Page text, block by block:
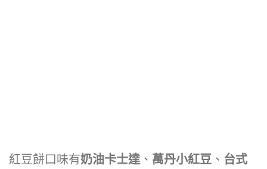
紅豆餅口味有奶油卡士達 、 萬丹小紅豆 、 台式